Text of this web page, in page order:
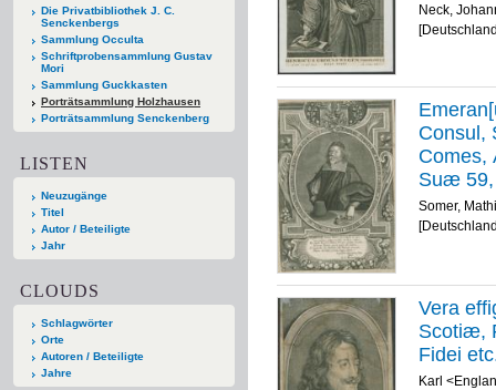
Die Privatbibliothek J. C.
Senckenbergs
Sammlung Occulta
Schriftprobensammlung Gustav
Mori
Sammlung Guckkasten
Porträtsammlung Holzhausen
Porträtsammlung Senckenberg
LISTEN
Neuzugänge
Titel
Autor / Beteiligte
Jahr
CLOUDS
Schlagwörter
Orte
Autoren / Beteiligte
Jahre
Neck,
Consul,
Comes,
Suæ 59,
vivum
Somer,
Vera
Scotiæ,
Fidei
Karl